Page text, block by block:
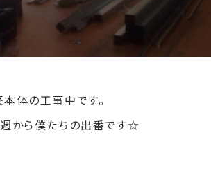
体の工事中です。
から僕たちの出番です☆